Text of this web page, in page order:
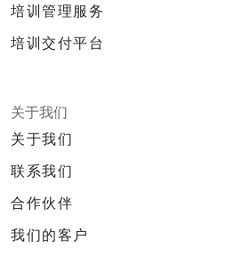
培训管理服务
培训交付平台
关于我们
关于我们
联系我们
合作伙伴
我们的客户